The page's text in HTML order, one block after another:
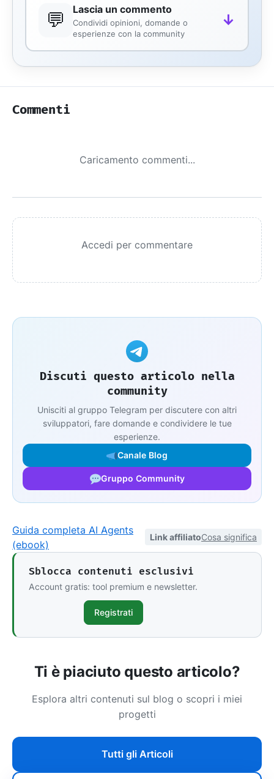
💬 Lascia un commento
Condividi opinioni, domande o
esperienze con la community
↓
Commenti
Caricamento commenti...
Accedi per commentare
Discuti questo articolo nella
community
Unisciti al gruppo Telegram per discutere con altri
sviluppatori, fare domande e condividere le tue
esperienze.
Canale Blog
Gruppo Community
Guida completa AI Agents
(ebook)
Link affiliatoCosa significa
Sblocca contenuti esclusivi
Account gratis: tool premium e newsletter.
Registrati
Ti è piaciuto questo articolo?
Esplora altri contenuti sul blog o scopri i miei
progetti
Tutti gli Articoli